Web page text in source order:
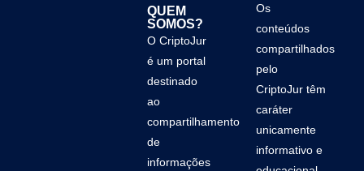
QUEM
SOMOS?
O CriptoJur
é um portal
destinado
ao
compartilhamento
de
informações
Os
conteúdos
compartilhados
pelo
CriptoJur têm
caráter
unicamente
informativo e